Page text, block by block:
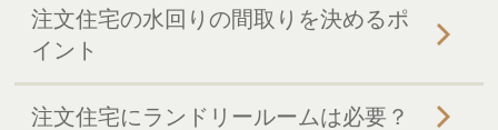
注文住宅の水回りの間取りを決めるポ
イント
注文住宅にランドリールームは必要？